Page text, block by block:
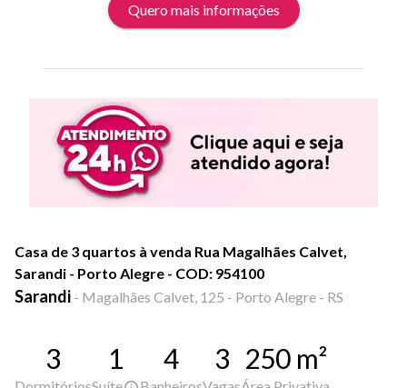
Quero mais informações
Casa de 3 quartos à venda Rua Magalhães Calvet,
Sarandi - Porto Alegre - COD: 954100
Sarandi - Magalhães Calvet, 125 - Porto Alegre - RS
3 1 4 3 250 m²